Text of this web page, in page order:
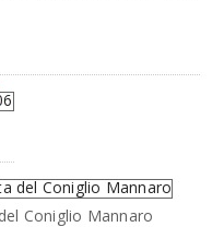
Coniglio Mannaro